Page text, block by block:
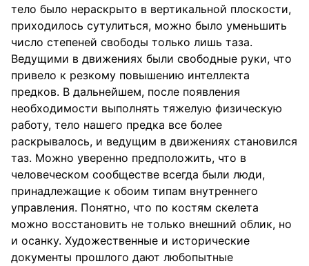
тело было нераскрыто в вертикальной плоскости,
приходилось сутулиться, можно было уменьшить
число степеней свободы только лишь таза.
Ведущими в движениях были свободные руки, что
привело к резкому повышению интеллекта
предков. В дальнейшем, после появления
необходимости выполнять тяжелую физическую
работу, тело нашего предка все более
раскрывалось, и ведущим в движениях становился
таз. Можно уверенно предположить, что в
человеческом сообществе всегда были люди,
принадлежащие к обоим типам внутреннего
управления. Понятно, что по костям скелета
можно восстановить не только внешний облик, но
и осанку. Художественные и исторические
документы прошлого дают любопытные